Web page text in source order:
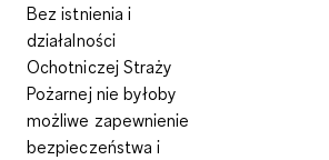
Bez istnienia i
działalności
Ochotniczej Straży
Pożarnej nie byłoby
możliwe zapewnienie
bezpieczeństwa i